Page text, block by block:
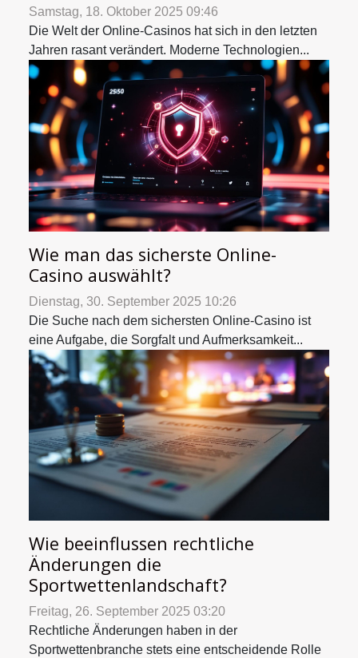
Samstag, 18. Oktober 2025 09:46
Die Welt der Online-Casinos hat sich in den letzten
Jahren rasant verändert. Moderne Technologien...
Wie man das sicherste Online-
Casino auswählt?
Dienstag, 30. September 2025 10:26
Die Suche nach dem sichersten Online-Casino ist
eine Aufgabe, die Sorgfalt und Aufmerksamkeit...
Wie beeinflussen rechtliche
Änderungen die
Sportwettenlandschaft?
Freitag, 26. September 2025 03:20
Rechtliche Änderungen haben in der
Sportwettenbranche stets eine entscheidende Rolle